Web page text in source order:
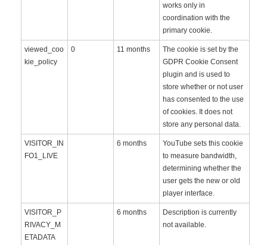
works only in
coordination with the
primary cookie.
viewed_coo
kie_policy
0 11 months
The cookie is set by the
GDPR Cookie Consent
plugin and is used to
store whether or not user
has consented to the use
of cookies. It does not
store any personal data.
VISITOR_IN
FO1_LIVE
6 months
YouTube sets this cookie
to measure bandwidth,
determining whether the
user gets the new or old
player interface.
VISITOR_P
RIVACY_M
ETADATA
6 months
Description is currently
not available.